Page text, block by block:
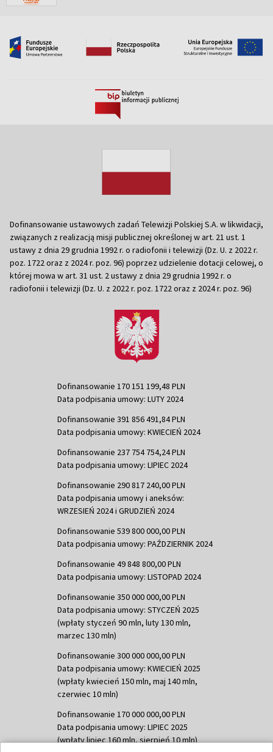
Dofinansowanie ustawowych zadań Telewizji Polskiej S.A. w likwidacji,
związanych z realizacją misji publicznej określonej w art. 21 ust. 1
ustawy z dnia 29 grudnia 1992 r. o radiofonii i telewizji (Dz. U. z 2022 r.
poz. 1722 oraz z 2024 r. poz. 96) poprzez udzielenie dotacji celowej, o
której mowa w art. 31 ust. 2 ustawy z dnia 29 grudnia 1992 r. o
radiofonii i telewizji (Dz. U. z 2022 r. poz. 1722 oraz z 2024 r. poz. 96)
Dofinansowanie 170 151 199,48 PLN
Data podpisania umowy: LUTY 2024
Dofinansowanie 391 856 491,84 PLN
Data podpisania umowy: KWIECIEŃ 2024
Dofinansowanie 237 754 754,24 PLN
Data podpisania umowy: LIPIEC 2024
Dofinansowanie 290 817 240,00 PLN
Data podpisania umowy i aneksów:
WRZESIEŃ 2024 i GRUDZIEŃ 2024
Dofinansowanie 539 800 000,00 PLN
Data podpisania umowy: PAŹDZIERNIK 2024
Dofinansowanie 49 848 800,00 PLN
Data podpisania umowy: LISTOPAD 2024
Dofinansowanie 350 000 000,00 PLN
Data podpisania umowy: STYCZEŃ 2025
(wpłaty styczeń 90 mln, luty 130 mln,
marzec 130 mln)
Dofinansowanie 300 000 000,00 PLN
Data podpisania umowy: KWIECIEŃ 2025
(wpłaty kwiecień 150 mln, maj 140 mln,
czerwiec 10 mln)
Dofinansowanie 170 000 000,00 PLN
Data podpisania umowy: LIPIEC 2025
(wpłaty lipiec 160 mln, sierpień 10 mln)